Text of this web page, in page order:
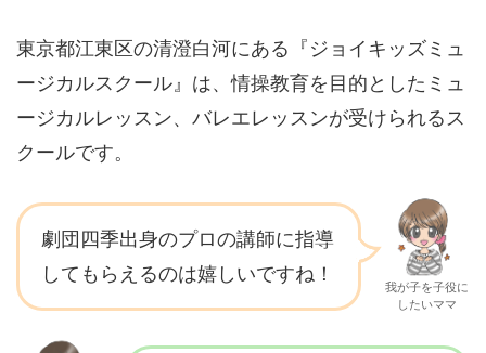
東京都江東区の清澄白河にある『ジョイキッズミュ
ージカルスクール』は、情操教育を目的としたミュ
ージカルレッスン、バレエレッスンが受けられるス
クールです。
劇団四季出身のプロの講師に指導
してもらえるのは嬉しいですね！
我が子を子役に
したいママ